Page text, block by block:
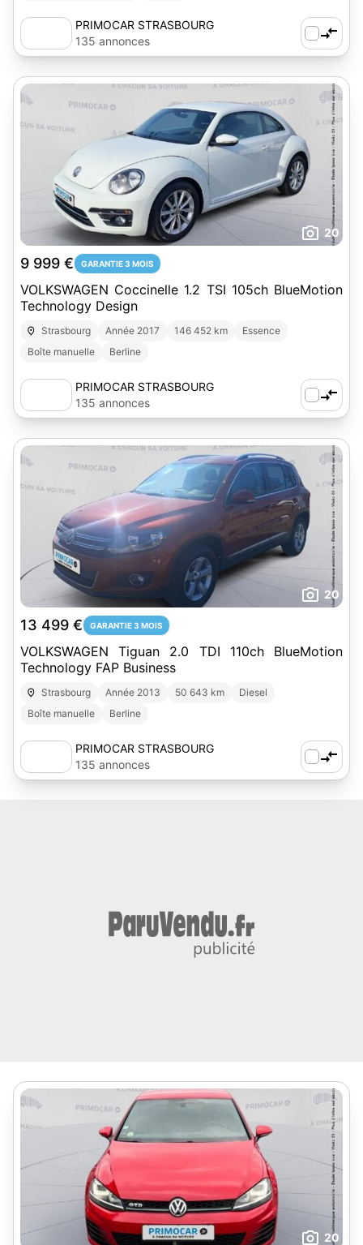
PRIMOCAR STRASBOURG
135 annonces
20
9 999 € GARANTIE 3 MOIS
VOLKSWAGEN Coccinelle 1.2 TSI 105ch BlueMotion
Technology Design
Strasbourg Année 2017 146 452 km
Essence
Boîte manuelle
Berline
PRIMOCAR STRASBOURG
135 annonces
20
13 499 € GARANTIE 3 MOIS
VOLKSWAGEN Tiguan 2.0 TDI 110ch BlueMotion
Technology FAP Business
Strasbourg Année 2013 50 643 km
Diesel
Boîte manuelle
Berline
PRIMOCAR STRASBOURG
135 annonces
20